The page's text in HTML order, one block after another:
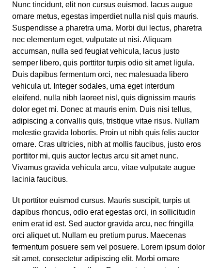
Nunc tincidunt, elit non cursus euismod, lacus augue
ornare metus, egestas imperdiet nulla nisl quis mauris.
Suspendisse a pharetra urna. Morbi dui lectus, pharetra
nec elementum eget, vulputate ut nisi. Aliquam
accumsan, nulla sed feugiat vehicula, lacus justo
semper libero, quis porttitor turpis odio sit amet ligula.
Duis dapibus fermentum orci, nec malesuada libero
vehicula ut. Integer sodales, urna eget interdum
eleifend, nulla nibh laoreet nisl, quis dignissim mauris
dolor eget mi. Donec at mauris enim. Duis nisi tellus,
adipiscing a convallis quis, tristique vitae risus. Nullam
molestie gravida lobortis. Proin ut nibh quis felis auctor
ornare. Cras ultricies, nibh at mollis faucibus, justo eros
porttitor mi, quis auctor lectus arcu sit amet nunc.
Vivamus gravida vehicula arcu, vitae vulputate augue
lacinia faucibus.
Ut porttitor euismod cursus. Mauris suscipit, turpis ut
dapibus rhoncus, odio erat egestas orci, in sollicitudin
enim erat id est. Sed auctor gravida arcu, nec fringilla
orci aliquet ut. Nullam eu pretium purus. Maecenas
fermentum posuere sem vel posuere. Lorem ipsum dolor
sit amet, consectetur adipiscing elit. Morbi ornare